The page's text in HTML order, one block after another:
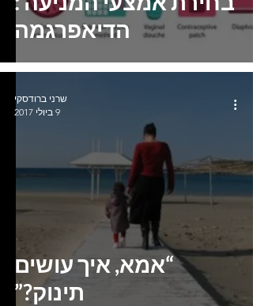
הדיאפרגמה
“אמא, איך עושים
תינוק?”
שרני ברודסקי
9 ביולי 2017